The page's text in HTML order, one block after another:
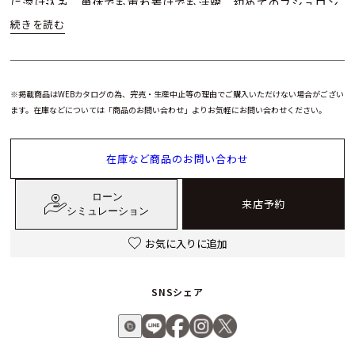
としても、長く愛せる一本としておすすめのリングです。
※掲載商品はWEBカタログの為、完売・生産中止等の理由でご購入いただけない場合がござい
ます。在庫などについては「商品のお問い合わせ」よりお気軽にお問い合わせください。
在庫など商品のお問い合わせ
ローン
シミュレーション
来店予約
お気に入りに追加
SNSシェア